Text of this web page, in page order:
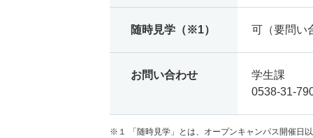
随時見学（※1） 可（要問い
お問い合わせ
学生課
0538-31-
※１ 「随時見学」とは、オープンキャンパス開催日